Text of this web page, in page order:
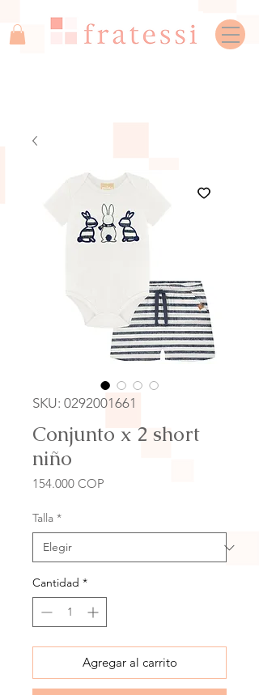
SKU: 0292001661
Conjunto x 2 short
niño
154.000 COP
Talla *
Cantidad *
Agregar al carrito